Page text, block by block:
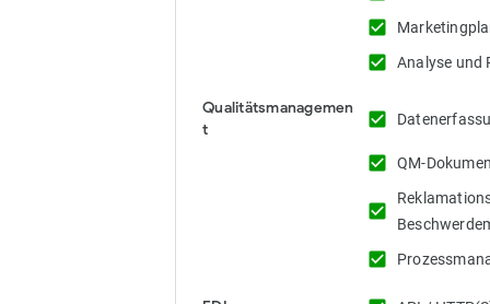
check_box
check_box Analyse und
Qualitätsmanagemen
t
check_box
check_box QM-
check_box
check_box